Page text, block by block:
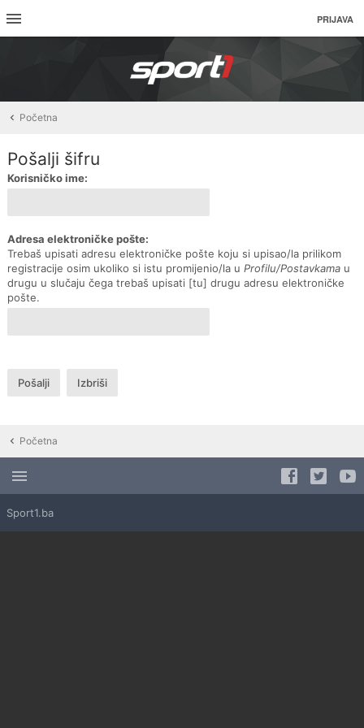
PRIJAVA
Početna
Pošalji šifru
Korisničko ime:
Adresa elektroničke pošte:
Trebaš upisati adresu elektroničke pošte koju si upisao/la prilikom
registracije osim ukoliko si istu promijenio/la u Profilu/Postavkama u
drugu u slučaju čega trebaš upisati [tu] drugu adresu elektroničke
pošte.
Početna
Sport1.ba